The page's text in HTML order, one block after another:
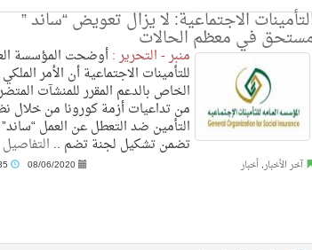
الاجتماعية: لا يزال تعويض “ساند ”
في معظم الحالات
منبر - التحرير :أوضحت المؤسسة
للتأمينات الاجتماعية أن الأمر الملكي
الخاص بالدعم المقرر للمنشآت
من تداعيات أزمة كورونا من خلال
التأمين ضد التعطل عن العمل “ساند”
تضمن تشكيل لجنة تضم .. التفاصيل
آخر الأخبار,أخبار 08/06/2020